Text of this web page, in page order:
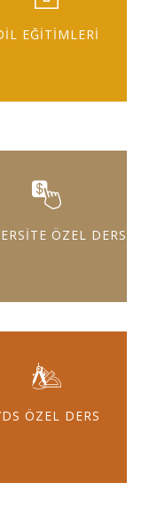
EĞİTİMLERİ
ÖZEL DERS
ÖZEL DERS